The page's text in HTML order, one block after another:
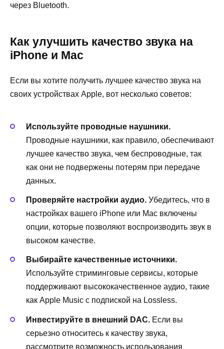
через Bluetooth.
Как улучшить качество звука на
iPhone и Mac
Если вы хотите получить лучшее качество звука на
своих устройствах Apple, вот несколько советов:
Используйте проводные наушники.
Проводные наушники, как правило, обеспечивают
лучшее качество звука, чем беспроводные, так
как они не подвержены потерям при передаче
данных.
Проверяйте настройки аудио. Убедитесь, что в
настройках вашего iPhone или Mac включены
опции, которые позволяют воспроизводить звук в
высоком качестве.
Выбирайте качественные источники.
Используйте стриминговые сервисы, которые
поддерживают высококачественное аудио, такие
как Apple Music с подпиской на Lossless.
Инвестируйте в внешний DAC. Если вы
серьезно относитесь к качеству звука,
рассмотрите возможность использования